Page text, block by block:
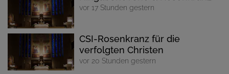
vor 17 Stunden gestern
CSI-Rosenkranz für die
verfolgten Christen
vor 20 Stunden gestern